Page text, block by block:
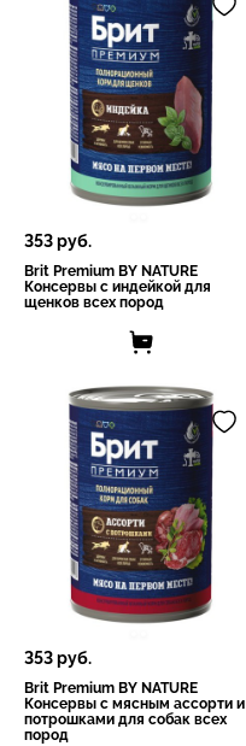
353руб.
Brit Premium BY NATURE
Консервы с индейкой для
щенков всех пород
353руб.
Brit Premium BY NATURE
Консервы с мясным ассорти и
потрошками для собак всех
пород